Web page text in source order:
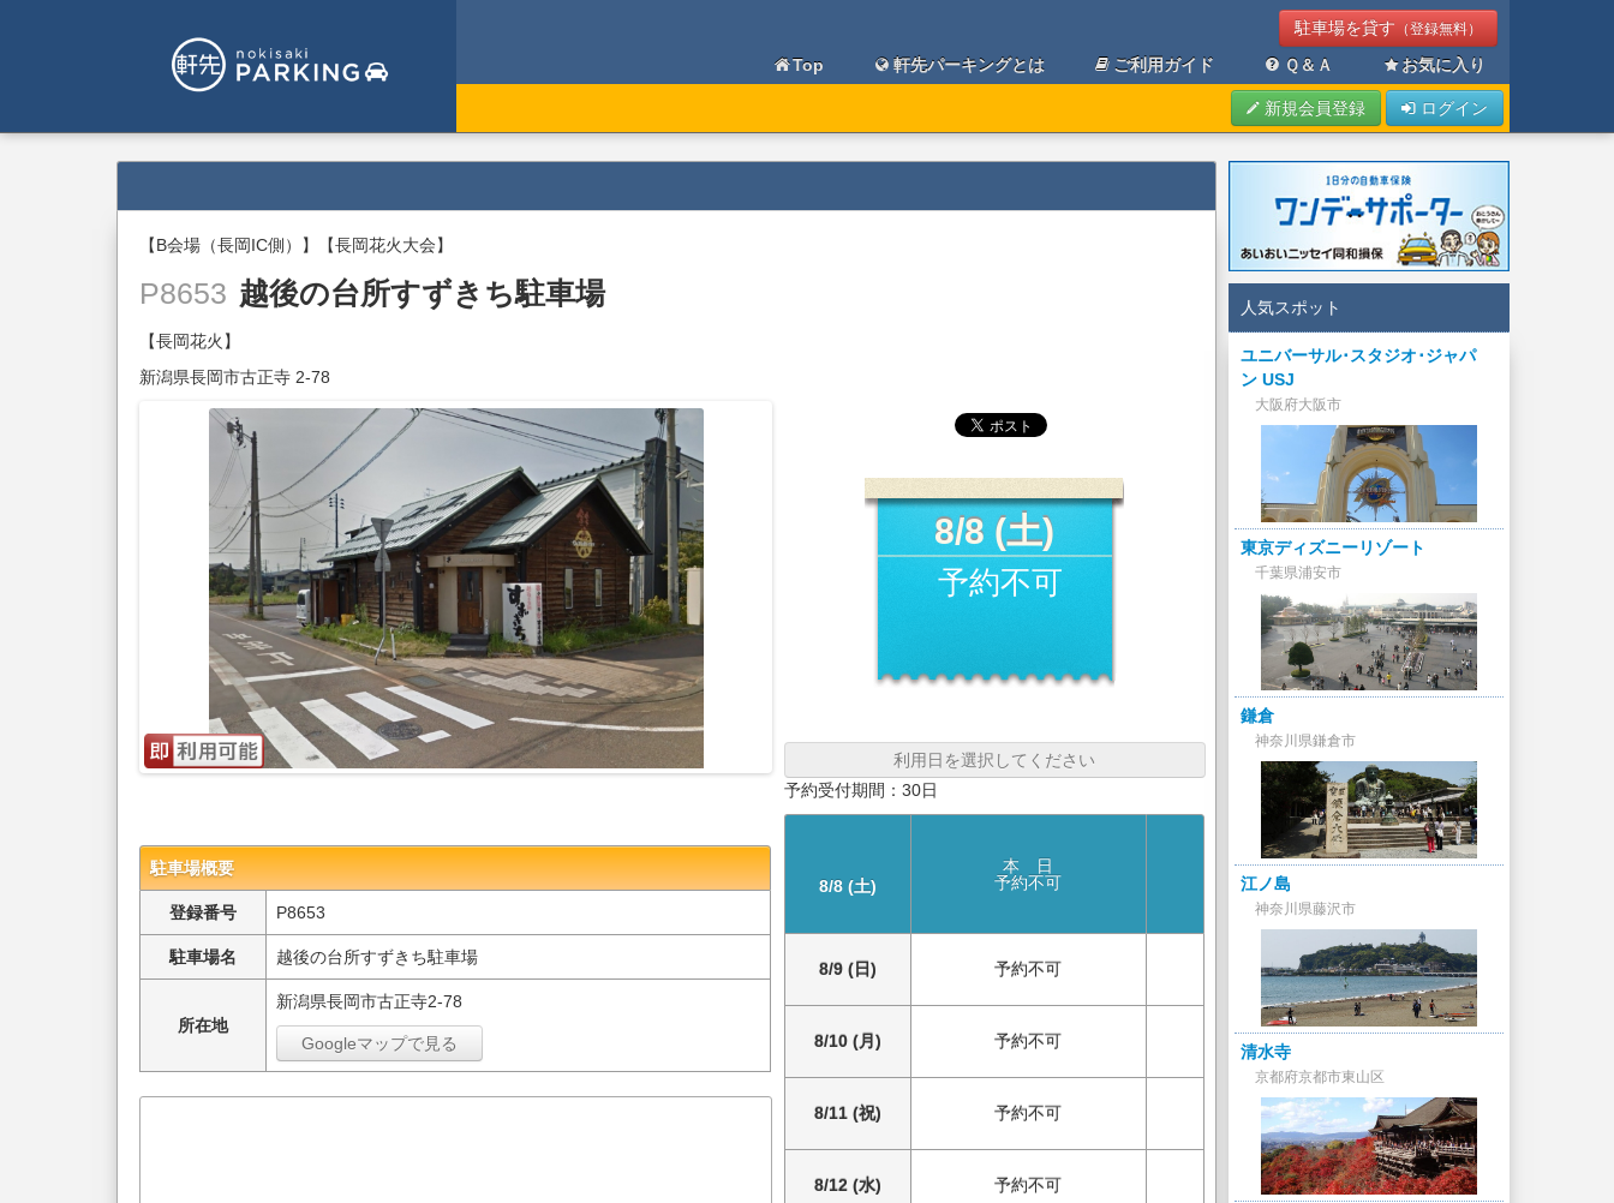
駐車場を貸す （登録無料）
Top 軒先パーキングとは ご利用ガイド Ｑ＆Ａ お気に入り
新規会員登録 ログイン
【B会場（長岡IC側）】【長岡花火大会】
P8653 越後の台所すずきち駐車場
【長岡花火】
新潟県長岡市古正寺 2-78
駐車場概要
登録番号 P8653
駐車場名 越後の台所すずきち駐車場
所在地
新潟県長岡市古正寺2-78
Googleマップで見る
8/8 (土)
予約不可
利用日を選択してください
予約受付期間：30日
8/8 (土)
本 日
予約不可
8/9 (日) 予約不可
8/10 (月) 予約不可
8/11 (祝) 予約不可
8/12 (水) 予約不可
人気スポット
ユニバーサル･スタジオ･ジャパ
ン USJ
大阪府大阪市
東京ディズニーリゾート
千葉県浦安市
鎌倉
神奈川県鎌倉市
江ノ島
神奈川県藤沢市
清水寺
京都府京都市東山区